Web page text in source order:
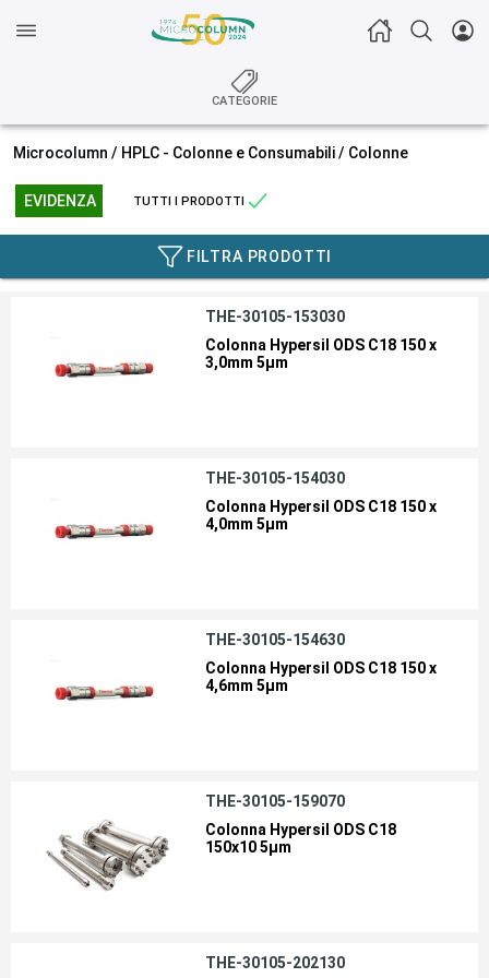
CATEGORIE
Microcolumn / HPLC - Colonne e Consumabili/ Colonne
EVIDENZA TUTTI I PRODOTTI
FILTRA PRODOTTI
THE-30105-153030
Colonna Hypersil ODS C18 150 x
3,0mm 5µm
THE-30105-154030
Colonna Hypersil ODS C18 150 x
4,0mm 5µm
THE-30105-154630
Colonna Hypersil ODS C18 150 x
4,6mm 5µm
THE-30105-159070
Colonna Hypersil ODS C18
150x10 5µm
THE-30105-202130